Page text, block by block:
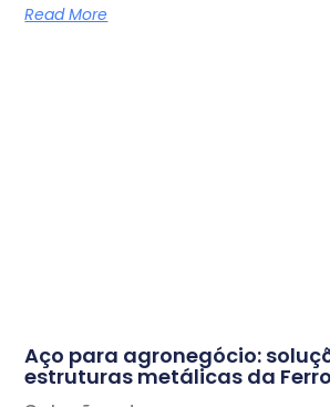
Read More
Aço para agronegócio:
estruturas metálicas da